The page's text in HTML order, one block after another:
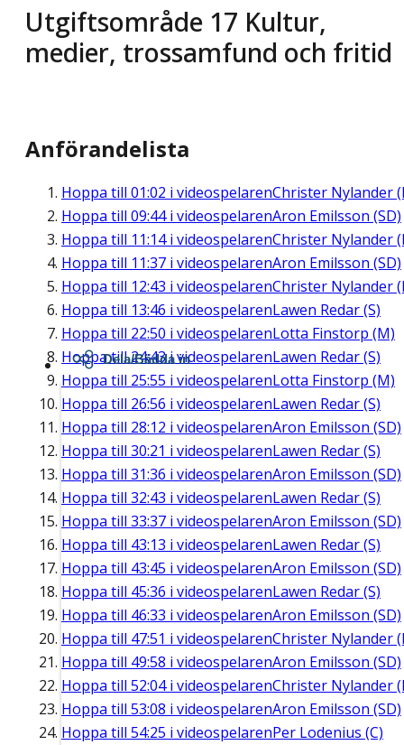
Utgiftsområde 17 Kultur,
medier, trossamfund och fritid
Anförandelista
Hoppa till 01:02 i videospelarenChrister Nylander
Hoppa till 09:44i videospelarenAron Emilsson (SD)
Hoppa till 11:14i videospelarenChrister Nylander
Hoppa till 11:37 i videospelarenAron Emilsson (SD)
Hoppa till 12:43 i videospelarenChrister Nylander
Hoppa till 13:46 i videospelarenLawen Redar (S)
Hoppa till 22:50 i videospelarenLotta Finstorp (M)
Hoppa till24:43i videospelarenLawen Redar (S)
Hoppa till 25:55 i videospelarenLotta Finstorp (M)
Hoppa till 26:56 i videospelarenLawen Redar (S)
Hoppa till 28:12 i videospelarenAron Emilsson (SD)
Hoppa till 30:21 i videospelarenLawen Redar (S)
Hoppa till 31:36 i videospelarenAron Emilsson (SD)
Hoppa till 32:43 i videospelarenLawen Redar (S)
Hoppa till 33:37 i videospelarenAron Emilsson (SD)
Hoppa till 43:13 i videospelarenLawen Redar (S)
Hoppa till 43:45 i videospelarenAron Emilsson (SD)
Hoppa till 45:36 i videospelarenLawen Redar (S)
Hoppa till 46:33 i videospelarenAron Emilsson (SD)
Hoppa till 47:51 i videospelarenChrister Nylander
Hoppa till 49:58 i videospelarenAron Emilsson (SD)
Hoppa till 52:04i videospelarenChrister Nylander
Hoppa till 53:08 i videospelarenAron Emilsson (SD)
Hoppa till 54:25 i videospelarenPer Lodenius (C)
Dela/Bädda in